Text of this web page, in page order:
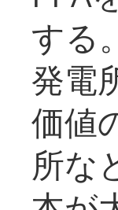
する
発電
価値
所な